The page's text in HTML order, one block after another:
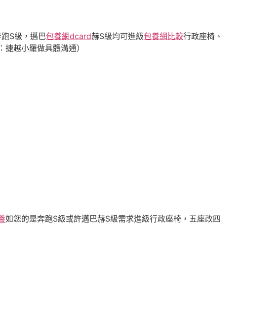
S級，邁巴包養網dcard赫S級均可進級包養網比較行政座椅、
越小羅做具體溝通）
如您的是奔跑S級或許邁巴赫S級需求進級行政座椅，五座改四